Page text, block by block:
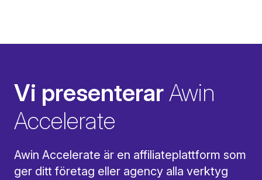
Vi presenterarAwin
Accelerate
Awin Accelerate är en affiliateplattform som
ger ditt företag eller agency alla verktyg